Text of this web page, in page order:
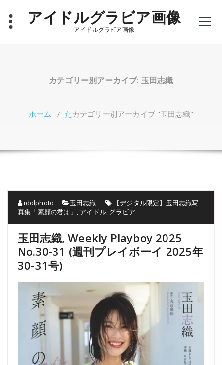
アイドルグラビア画像
アイドルグラビア画像
カテゴリー別アーカイブ: 玉田志織
ホーム / た カテゴリー別アーカイブ "玉田志織"
idolphoto 玉田志織
【デジタル限定】玉田志織写
真集「素顔の君は」 , アイドル, グラビア
玉田志織, Weekly Playboy 2025
No.30-31 (週刊プレイボーイ 2025年
30-31号)